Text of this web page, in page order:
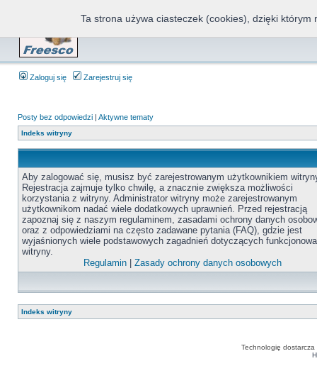
Zaloguj się Zarejestruj się
Posty bez odpowiedzi | Aktywne tematy
Indeks witryny
Aby zalogować się, musisz być zarejestrowanym użytkownikiem
Rejestracja zajmuje tylko chwilę, a znacznie zwiększa możliwości
korzystania z witryny. Administrator witryny może zarejestrowanym
użytkownikom nadać wiele dodatkowych uprawnień. Przed rejestracją
zapoznaj się z naszym regulaminem, zasadami ochrony danych
oraz z odpowiedziami na często zadawane pytania (FAQ), gdzie jest
wyjaśnionych wiele podstawowych zagadnień dotyczących
witryny.
Regulamin| Zasady ochrony danych osobowych
Indeks witryny
Technologię dostarcza
Ta strona używa ciasteczek (cookies), dzięki którym